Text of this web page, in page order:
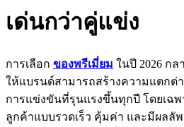
เด่นกว่าคู่แข่ง
การเลือก ของพรีเมี่ยม ในปี 2026 ก
ให้แบรนด์สามารถสร้างความแตกต่
การแข่งขันที่รุนแรงขึ้นทุกปี โดยเฉพ
ลูกค้าแบบรวดเร็ว คุ้มค่า และมีผลลั